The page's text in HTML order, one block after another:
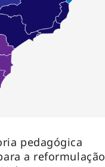
pedagógica
a reformulação